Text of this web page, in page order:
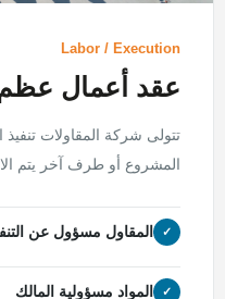
Labor / Execution
عقد أعمال عظم
تتولى شركة المقاولات تنفيذ
المشروع أو طرف آخر يتم
المقاول مسؤول عن
المواد مسؤولية المالك